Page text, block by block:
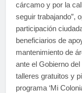
cárcamo y por la
seguir trabajando”,
participación
beneficiarios de
mantenimiento de
ante el Gobierno
talleres gratuitos y
programa ‘Mi